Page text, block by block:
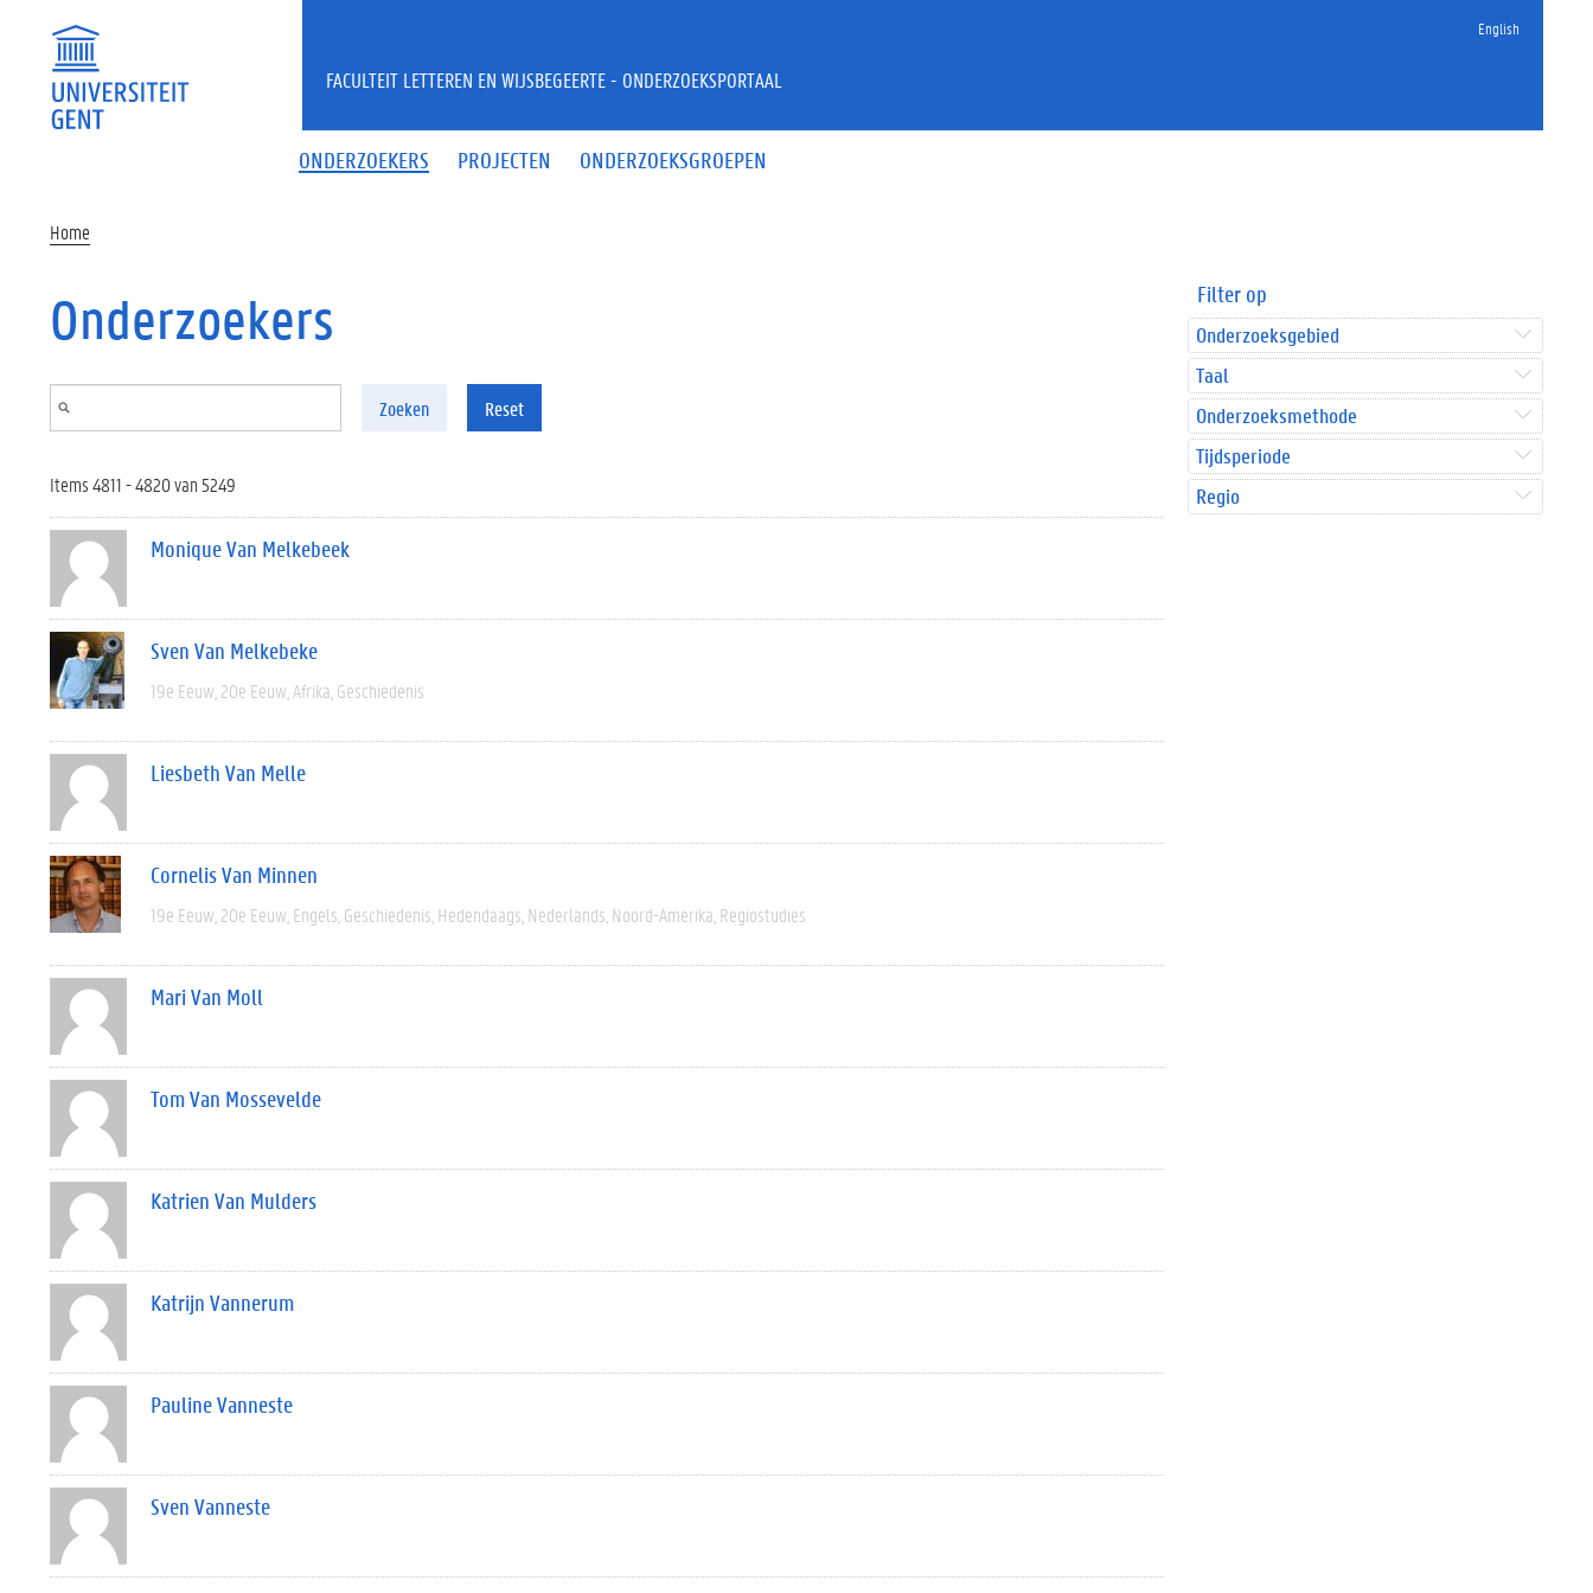
English
ONDERZOEKERS PROJECTEN ONDERZOEKSGROEPEN
FACULTEIT LETTEREN EN WIJSBEGEERTE - ONDERZOEKSPORTAAL
Home
Onderzoekers
Zoeken Reset
Items 4811 - 4820 van 5249
Monique Van Melkebeek
Sven Van Melkebeke
19e Eeuw 20e Eeuw Afrika Geschiedenis
Liesbeth Van Melle
Cornelis Van Minnen
19e Eeuw 20e Eeuw Engels Geschiedenis Hedendaags Nederlands Noord-Amerika Regiostudies
Mari Van Moll
Tom Van Mossevelde
Katrien Van Mulders
Katrijn Vannerum
Pauline Vanneste
Sven Vanneste
Filter op
Onderzoeksgebied
Taal
Onderzoeksmethode
Tijdsperiode
Regio